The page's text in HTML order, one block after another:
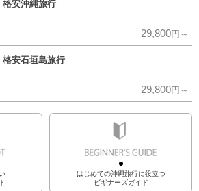
安沖縄旅行
29,800円～
安石垣島旅行
29,800円～
はじめての沖縄旅行に役立つ
ビギナーズガイド